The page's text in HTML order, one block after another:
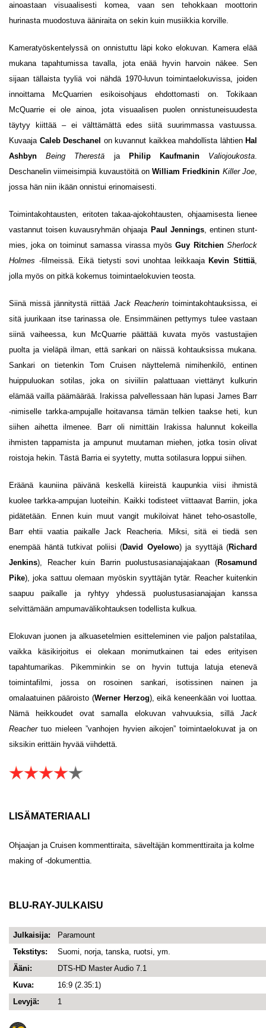
ainoastaan visuaalisesti komea, vaan sen tehokkaan moottorin
hurinasta muodostuva ääniraita on sekin kuin musiikkia korville.
Kameratyöskentelyssä on onnistuttu läpi koko elokuvan. Kamera elää
mukana tapahtumissa tavalla, jota enää hyvin harvoin näkee. Sen
sijaan tällaista tyyliä voi nähdä 1970-luvun toimintaelokuvissa, joiden
innoittama McQuarrien esikoisohjaus ehdottomasti on. Tokikaan
McQuarrie ei ole ainoa, jota visuaalisen puolen onnistuneisuudesta
täytyy kiittää – ei välttämättä edes siitä suurimmassa vastuussa.
Kuvaaja Caleb Deschanel on kuvannut kaikkea mahdollista lähtien Hal
Ashbyn
Being Therestä ja Philip Kaufmanin Valiojoukosta.
Deschanelin viimeisimpiä kuvaustöitä onWilliam Friedkinin Killer Joe,
jossa hän niin ikään onnistui erinomaisesti.
Toimintakohtausten, eritoten takaa-ajokohtausten, ohjaamisesta lienee
vastannut toisen kuvausryhmän ohjaaja Paul Jennings, entinen stunt-
mies, joka on toiminut samassa virassa myösGuy Ritchien Sherlock
Holmes -filmeissä. Eikä tietysti sovi unohtaa leikkaaja Kevin Stittiä,
jolla myös on pitkä kokemus toimintaelokuvien teosta.
Siinä missä jännitystä riittää Jack Reacherintoimintakohtauksissa, ei
sitä juurikaan itse tarinassa ole. Ensimmäinen pettymys tulee vastaan
siinä vaiheessa, kun McQuarrie päättää kuvata myös vastustajien
puolta ja vieläpä ilman, että sankari on näissä kohtauksissa mukana.
Sankari on tietenkin Tom Cruisen näyttelemä nimihenkilö, entinen
huippuluokan sotilas, joka on siviiliin palattuaan viettänyt kulkurin
elämää vailla päämäärää. Irakissa palvellessaan hän lupasi James Barr
-nimiselle tarkka-ampujalle hoitavansa tämän telkien taakse heti, kun
siihen aihetta ilmenee. Barr oli nimittäin Irakissa halunnut kokeilla
ihmisten tappamista ja ampunut muutaman miehen, jotka tosin olivat
roistoja hekin. Tästä Barria ei syytetty, mutta sotilasura loppui siihen.
Eräänä kauniina päivänä keskellä kiireistä kaupunkia viisi ihmistä
kuolee tarkka-ampujan luoteihin. Kaikki todisteet viittaavat Barriin, joka
pidätetään. Ennen kuin muut vangit mukiloivat hänet teho-osastolle,
Barr ehtii vaatia paikalle Jack Reacheria. Miksi, sitä ei tiedä sen
enempää häntä tutkivat poliisi (David Oyelowo) ja syyttäjä (Richard
Jenkins), Reacher kuin Barrin puolustusasianajajakaan (Rosamund
Pike), joka sattuu olemaan myöskin syyttäjän tytär. Reacher kuitenkin
saapuu paikalle ja ryhtyy yhdessä puolustusasianajajan kanssa
selvittämään ampumavälikohtauksen todellista kulkua.
Elokuvan juonen ja alkuasetelmien esitteleminen vie paljon palstatilaa,
vaikka käsikirjoitus ei olekaan monimutkainen tai edes erityisen
tapahtumarikas. Pikemminkin se on hyvin tuttuja latuja etenevä
toimintafilmi, jossa on rosoinen sankari, isotissinen nainen ja
omalaatuinen pääroisto (Werner Herzog), eikä keneenkään voi luottaa.
Nämä heikkoudet ovat samalla elokuvan vahvuuksia, sillä Jack
Reachertuo mieleen ”vanhojen hyvien aikojen” toimintaelokuvat ja on
siksikin erittäin hyvää viihdettä.
LISÄMATERIAALI
Ohjaajan ja Cruisen kommenttiraita, säveltäjän kommenttiraita ja kolme
making of -dokumenttia.
BLU-RAY-JULKAISU
Julkaisija:
Paramount
Tekstitys:
Suomi, norja, tanska, ruotsi, ym.
Ääni:
DTS-HD Master Audio 7.1
Kuva:
16:9 (2.35:1)
Levyjä:
1